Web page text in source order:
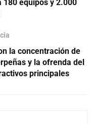
equipos y 2.000
la concentración de
y la ofrenda del
principales